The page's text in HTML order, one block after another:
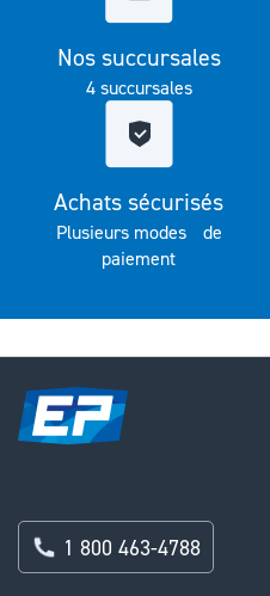
Nos succursales
4 succursales
Achats sécurisés
Plusieurs modes de
paiement
1 800 463-4788